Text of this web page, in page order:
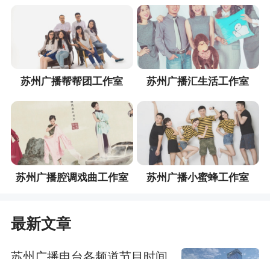
苏州广播帮帮团工作室 苏州广播汇生活工作室
苏州广播腔调戏曲工作室 苏州广播小蜜蜂工作室
最新文章